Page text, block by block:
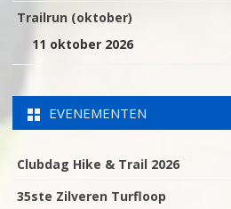
Trailrun (oktober)
11 oktober 2026
EVENEMENTEN
Clubdag Hike & Trail 2026
35ste Zilveren Turfloop